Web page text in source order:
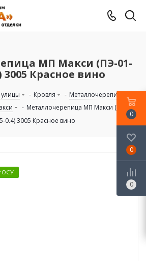
МП Макси (ПЭ-01-
3005 Красное вино
- Кровля - Металлочерепица
- Металлочерепица МП Макси (ПЭ-01-
0.4) 3005 Красное вино
0
0
0